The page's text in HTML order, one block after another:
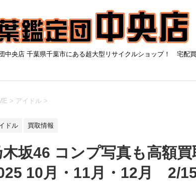
中央店 千葉県千葉市にある超大型リサイクルショップ！ 宅配
> アイドル >
ドル 買取情報
木坂46 コンプ写真も高額買
10月・11月・12月 2/